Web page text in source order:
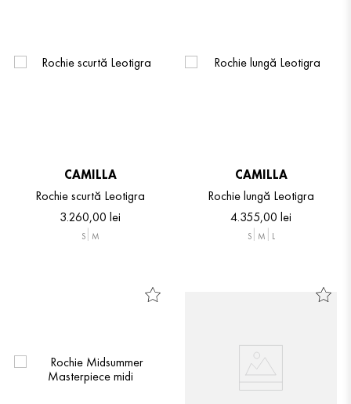
CAMILLA
Rochie scurtă Leotigra
3.260,00 lei
S M
CAMILLA
Rochie lungă Leotigra
4.355,00 lei
S M L